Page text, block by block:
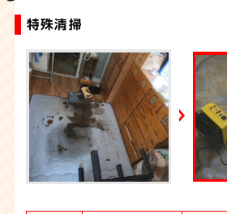
2026年7月7日放送
FRIDAYデジタル
2026年7月6日放送
週刊循環経済新聞（7月6日号）
2026年7月4日放送
YouTube｜好井まさおの怪談を浴びる
2026年6月28日放送
Yahoo!ニュース
特殊清掃
特殊清掃
特殊清掃
特殊清掃
特殊清掃
特殊清掃
特殊清掃
特殊清掃
特殊清掃
特殊清掃